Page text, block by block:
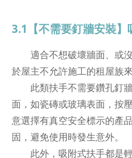
3.1【不需要釘牆安裝】
適合不想破壞牆面、或沒
於屋主不允許施工的租屋族
此類扶手不需要鑽孔釘牆
面，如瓷磚或玻璃表面，按
意選擇有真空安全標示的產
固，避免使用時發生意外。
此外，吸附式扶手都是輕